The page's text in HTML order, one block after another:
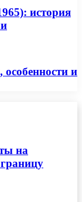
история
и
на